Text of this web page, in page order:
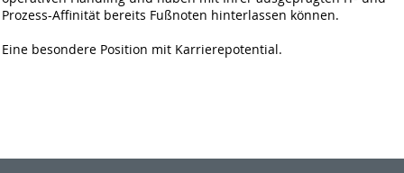
Prozess-Affinität bereits Fußnoten hinterlassen können.
Eine besondere Position mit Karrierepotential.